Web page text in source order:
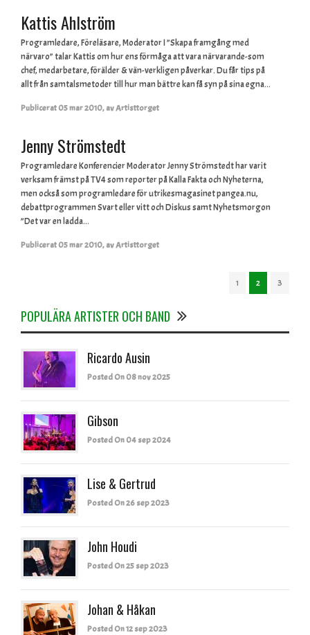
Kattis Ahlström
Programledare, Föreläsare, Moderator I ”Skapa framgång med
närvaro” talar Kattis om hur ens förmåga att vara närvarande-som
chef, medarbetare, förälder & vän-verkligen påverkar. Du får tips på
allt från samtalsmetoder till hur man bättre kan få syn på sina egna...
Publicerat05 mar 2010,avArtisttorget
Jenny Strömstedt
Programledare Konferencier Moderator Jenny Strömstedt har varit
verksam främst på TV4 som reporter på Kalla Fakta och Nyheterna,
men också som programledare för utrikesmagasinet pangea.nu,
debattprogrammen Svart eller vitt och Diskus samt Nyhetsmorgon
”Det var en ladda...
Publicerat05 mar 2010,avArtisttorget
1 2 3
POPULÄRA ARTISTER OCH BAND
Ricardo Ausin
Posted On 08 nov 2025
Gibson
Posted On 04 sep 2024
Lise & Gertrud
Posted On 26 sep 2023
John Houdi
Posted On 25 sep 2023
Johan & Håkan
Posted On 12 sep 2023